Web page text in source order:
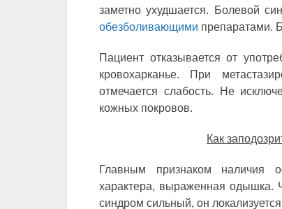
заметно ухудшается. Болевой
обезболивающими препаратами.
Пациент отказывается от
кровохарканье. При
отмечается слабость. Не
кожных покровов.
Как
Главным признаком наличия
характера, выраженная одышка.
синдром сильный, он